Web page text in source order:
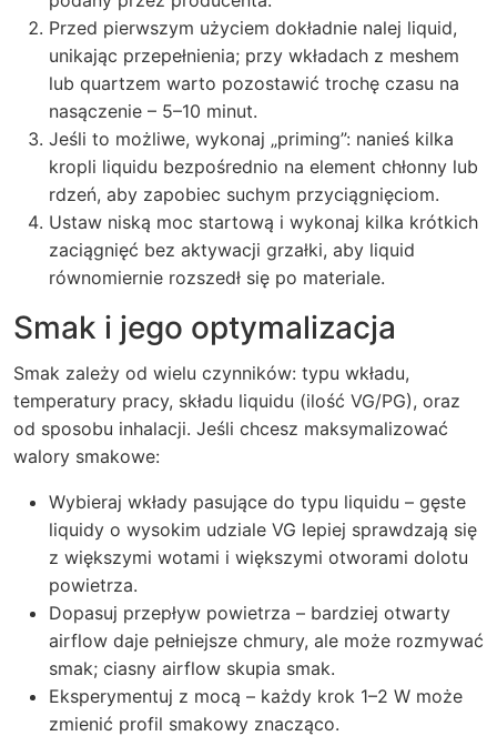
Przed pierwszym użyciem dokładnie nalej liquid,
unikając przepełnienia; przy wkładach z meshem
lub quartzem warto pozostawić trochę czasu na
nasączenie – 5–10 minut.
Jeśli to możliwe, wykonaj „priming”: nanieś kilka
kropli liquidu bezpośrednio na element chłonny lub
rdzeń, aby zapobiec suchym przyciągnięciom.
Ustaw niską moc startową i wykonaj kilka krótkich
zaciągnięć bez aktywacji grzałki, aby liquid
równomiernie rozszedł się po materiale.
Smak i jego optymalizacja
Smak zależy od wielu czynników: typu wkładu,
temperatury pracy, składu liquidu (ilość VG/PG), oraz
od sposobu inhalacji. Jeśli chcesz maksymalizować
walory smakowe:
Wybieraj wkłady pasujące do typu liquidu – gęste
liquidy o wysokim udziale VG lepiej sprawdzają się
z większymi wotami i większymi otworami dolotu
powietrza.
Dopasuj przepływ powietrza – bardziej otwarty
airflow daje pełniejsze chmury, ale może rozmywać
smak; ciasny airflow skupia smak.
Eksperymentuj z mocą – każdy krok 1–2 W może
zmienić profil smakowy znacząco.